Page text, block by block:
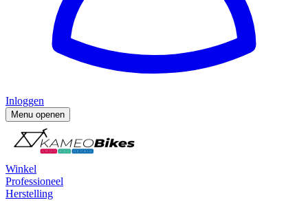
Inloggen
Menu openen
Winkel
Professioneel
Herstelling